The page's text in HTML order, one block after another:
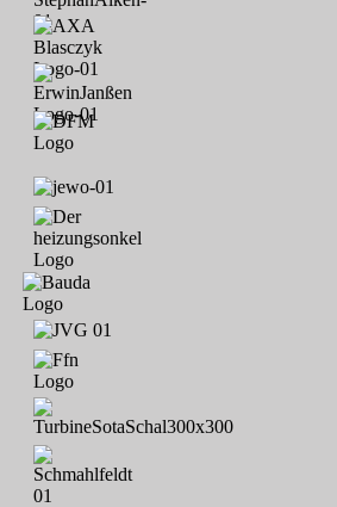
Thomas; Andrea Bruns; Michael
Guido Jaskulska; Volker Meyer; Lena
Meyer; Jenny Gerlach; Maria Meyer;
Oltmanns; Johannes Oltmanns; Philipp
Urbansky; Tim, Nils, Silke & Werner
Christoph, Thies, Thore & Tjade Legler;
Friedrichs; Birte & Tim Engel; Lasse
Grünfeld; Ingo Janssen; Ines und Jürgen
Angelika & Reinhard Worpenberg; Agneta
Maike Zillich; Gecko Druck Schortens;
"Sillensteder Spatzennest"; Olga & Alois
Harms; Johannes Janssen; Annegret &
Sillensteder Hallen Cup 2020; Herma
Hagestedt; TuS Leerhafe / Hovel in
Herren; Jannes, Jule, Jan, Aline,
2020; Altweiber; Jan Wanowius; Kyan
Schaffranek; Alexander Schröder; Bernd
Herren 2020 - 2021: Florian Donat,
Klaus Ferichs, Frank Tielert, Kay Held,
Homrighausen, Tobias Janßen, Mario
Nussel, Markus Meyer, Jörg
Schaffranek, Frerich Schwitters, Sven
Ron Blume, Thomas Blütgen, Meinhard
Nicole, Pauline; 96; Tjark Knust; Lasse